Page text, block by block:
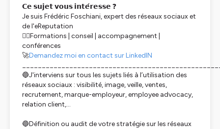
𝗖𝗲 𝘀𝘂𝗷𝗲𝘁 𝘃𝗼𝘂𝘀 𝗶𝗻𝘁𝗲́𝗿𝗲𝘀𝘀𝗲 ❓
Je suis Frédéric Foschiani, expert des réseaux sociaux et
de l'eReputation
👉🏿Formations | conseil | accompagnement |
conférences
🚀Demandez moi en contact sur LinkedIN
🔵J'interviens sur tous les sujets liés à l’utilisation des
réseaux sociaux : visibilité, image, veille, ventes,
recrutement, marque-employeur, employee advocacy,
relation client,...
🔵Définition ou audit de votre stratégie sur les réseaux